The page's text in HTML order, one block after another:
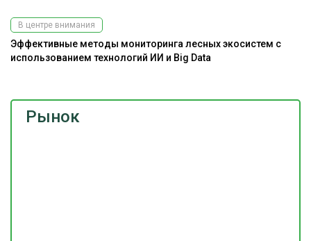
Рынок
В центре внимания
Эффективные методы мониторинга лесных экосистем с
использованием технологий ИИ и Big Data